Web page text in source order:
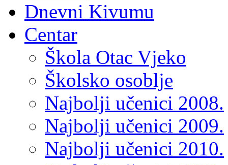
Dnevni Kivumu
Centar
Škola Otac Vjeko
Školsko osoblje
Najbolji učenici 2008.
Najbolji učenici 2009.
Najbolji učenici 2010.